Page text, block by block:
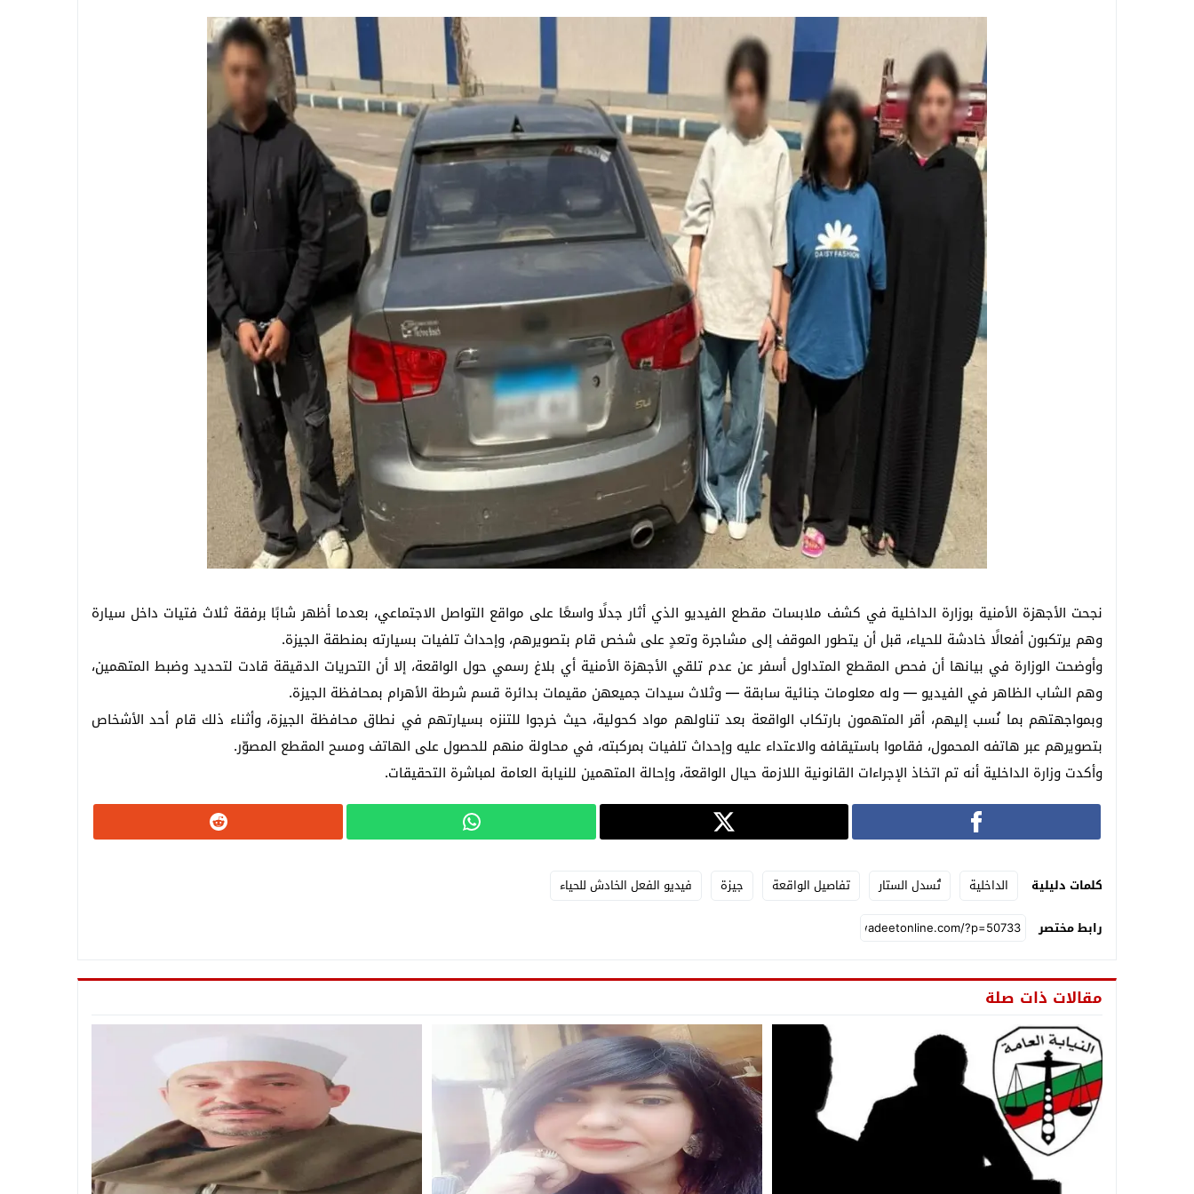
بعد زلزال الفجر .. أول تحرك عاجل من محافظ الجيزة ورسالة طمأنة مهمة للمواطنين
زلزال خليج السويس يهز القاهرة .. انهيار جزئي لعقار في روض الفرج ولجنة هندسية تكشف حجم الأضرار ومعهد الفلك يوضح السبب
بعد زلزال الفجر .. البحوث الفلكية تكشف مفاجأة عن الهزات الارتدادية والهلال الأحمر يعلن الطوارئ
نجحت الأجهزة الأمنية بوزارة الداخلية في كشف ملابسات مقطع الفيديو الذي أثار جدلًا واسعًا على مواقع التواصل الاجتماعي، بعدما أظهر شابًا برفقة ثلاث فتيات داخل سيارة
وهم يرتكبون أفعالًا خادشة للحياء، قبل أن يتطور الموقف إلى مشاجرة وتعدٍ على شخص قام بتصويرهم، وإحداث تلفيات بسيارته بمنطقة الجيزة.
وأوضحت الوزارة في بيانها أن فحص المقطع المتداول أسفر عن عدم تلقي الأجهزة الأمنية أي بلاغ رسمي حول الواقعة، إلا أن التحريات الدقيقة قادت لتحديد وضبط المتهمين،
وهم الشاب الظاهر في الفيديو — وله معلومات جنائية سابقة — وثلاث سيدات جميعهن مقيمات بدائرة قسم شرطة الأهرام بمحافظة الجيزة.
وبمواجهتهم بما نُسب إليهم، أقر المتهمون بارتكاب الواقعة بعد تناولهم مواد كحولية، حيث خرجوا للتنزه بسيارتهم في نطاق محافظة الجيزة، وأثناء ذلك قام أحد الأشخاص
بتصويرهم عبر هاتفه المحمول، فقاموا باستيقافه والاعتداء عليه وإحداث تلفيات بمركبته، في محاولة منهم للحصول على الهاتف ومسح المقطع المصوّر.
وأكدت وزارة الداخلية أنه تم اتخاذ الإجراءات القانونية اللازمة حيال الواقعة، وإحالة المتهمين للنيابة العامة لمباشرة التحقيقات.
كلمات دليلية الداخلية تُسدل الستار تفاصيل الواقعة جيزة
فيديو الفعل الخادش للحياء
رابط مختصر
مقالات ذات صلة